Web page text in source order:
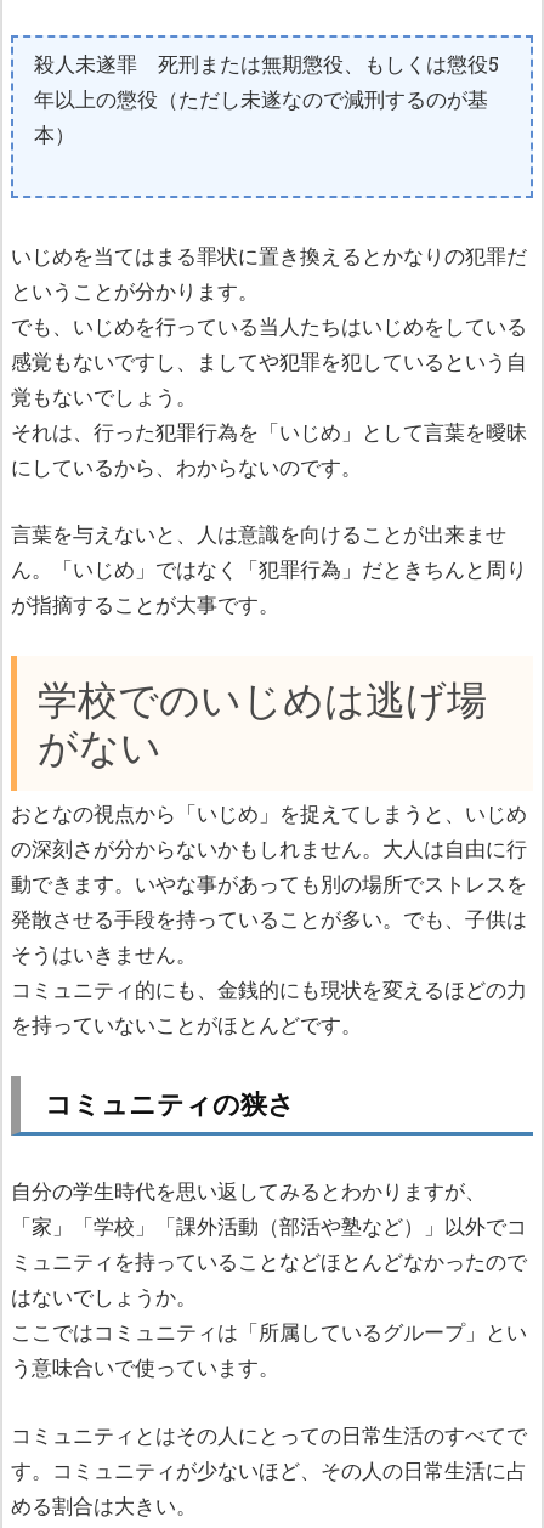
殺人未遂罪 死刑または無期懲役、もしくは懲役5
年以上の懲役（ただし未遂なので減刑するのが基
本）
いじめを当てはまる罪状に置き換えるとかなりの犯罪だ
ということが分かります。
でも、いじめを行っている当人たちはいじめをしている
感覚もないですし、ましてや犯罪を犯しているという自
覚もないでしょう。
それは、行った犯罪行為を「いじめ」として言葉を曖昧
にしているから、わからないのです。
言葉を与えないと、人は意識を向けることが出来ませ
ん。「いじめ」ではなく「犯罪行為」だときちんと周り
が指摘することが大事です。
学校でのいじめは逃げ場
がない
おとなの視点から「いじめ」を捉えてしまうと、いじめ
の深刻さが分からないかもしれません。大人は自由に行
動できます。いやな事があっても別の場所でストレスを
発散させる手段を持っていることが多い。でも、子供は
そうはいきません。
コミュニティ的にも、金銭的にも現状を変えるほどの力
を持っていないことがほとんどです。
コミュニティの狭さ
自分の学生時代を思い返してみるとわかりますが、
「家」「学校」「課外活動（部活や塾など）」以外でコ
ミュニティを持っていることなどほとんどなかったので
はないでしょうか。
ここではコミュニティは「所属しているグループ」とい
う意味合いで使っています。
コミュニティとはその人にとっての日常生活のすべてで
す。コミュニティが少ないほど、その人の日常生活に占
める割合は大きい。